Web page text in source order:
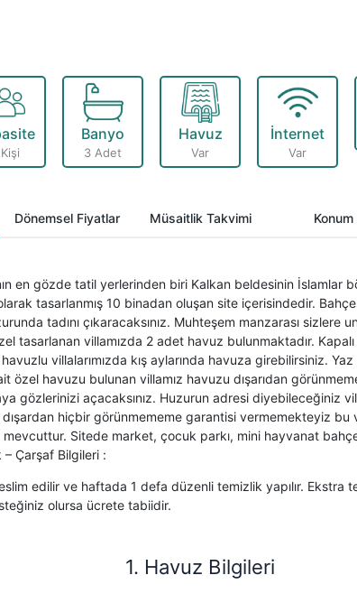
Banyo
3 Adet
Havuz
Var
İnternet
Var
Dönemsel Fiyatlar Müsaitlik Takvimi Konum
en gözde tatil yerlerinden biri Kalkan beldesinin İslamlar
tasarlanmış 10 binadan oluşan site içerisindedir.
tadını çıkaracaksınız. Muhteşem manzarası sizlere
tasarlanan villamızda 2 adet havuz bulunmaktadır. Kapalı
havuzlu villalarımızda kış aylarında havuza girebilirsiniz.
özel havuzu bulunan villamız havuzu dışarıdan
gözlerinizi açacaksınız. Huzurun adresi diyebileceğiniz
dışardan hiçbir görünmememe garantisi vermemekteyiz bu
mevcuttur. Sitede market, çocuk parkı, mini hayvanat
– Çarşaf Bilgileri :
edilir ve haftada 1 defa düzenli temizlik yapılır. Ekstra
olursa ücrete tabiidir.
1. Havuz Bilgileri